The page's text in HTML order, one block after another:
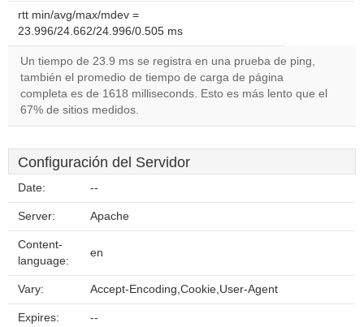
rtt min/avg/max/mdev =
23.996/24.662/24.996/0.505 ms
Un tiempo de 23.9 ms se registra en una prueba de ping,
también el promedio de tiempo de carga de página
completa es de 1618 milliseconds. Esto es más lento que el
67% de sitios medidos.
Configuración del Servidor
Date: --
Server: Apache
Content-
language:
en
Vary: Accept-Encoding,Cookie,User-Agent
Expires: --